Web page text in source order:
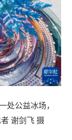
处公益冰场，
谢剑飞 摄